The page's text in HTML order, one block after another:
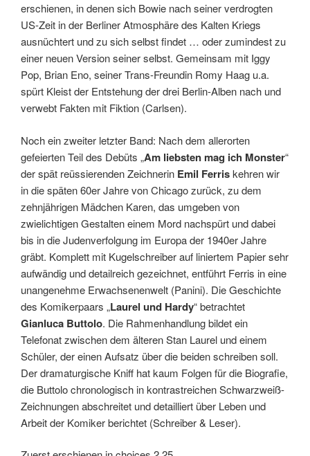
erschienen, in denen sich Bowie nach seiner verdrogten
US-Zeit in der Berliner Atmosphäre des Kalten Kriegs
ausnüchtert und zu sich selbst findet … oder zumindest zu
einer neuen Version seiner selbst. Gemeinsam mit Iggy
Pop, Brian Eno, seiner Trans-Freundin Romy Haag u.a.
spürt Kleist der Entstehung der drei Berlin-Alben nach und
verwebt Fakten mit Fiktion (Carlsen).
Noch ein zweiter letzter Band: Nach dem allerorten
gefeierten Teil des Debüts „Am liebsten mag ich Monster“
der spät reüssierenden Zeichnerin Emil Ferriskehren wir
in die späten 60er Jahre von Chicago zurück, zu dem
zehnjährigen Mädchen Karen, das umgeben von
zwielichtigen Gestalten einem Mord nachspürt und dabei
bis in die Judenverfolgung im Europa der 1940er Jahre
gräbt. Komplett mit Kugelschreiber auf liniertem Papier sehr
aufwändig und detailreich gezeichnet, entführt Ferris in eine
unangenehme Erwachsenenwelt (Panini). Die Geschichte
des Komikerpaars „Laurel und Hardy“ betrachtet
Gianluca Buttolo. Die Rahmenhandlung bildet ein
Telefonat zwischen dem älteren Stan Laurel und einem
Schüler, der einen Aufsatz über die beiden schreiben soll.
Der dramaturgische Kniff hat kaum Folgen für die Biografie,
die Buttolo chronologisch in kontrastreichen Schwarzweiß-
Zeichnungen abschreitet und detailliert über Leben und
Arbeit der Komiker berichtet (Schreiber & Leser).